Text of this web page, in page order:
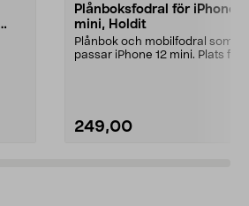
Plånboksfodral för iPhone 12
mini, Holdit
Plånbok och mobilfodral som
passar iPhone 12 mini. Plats för 3
249,00